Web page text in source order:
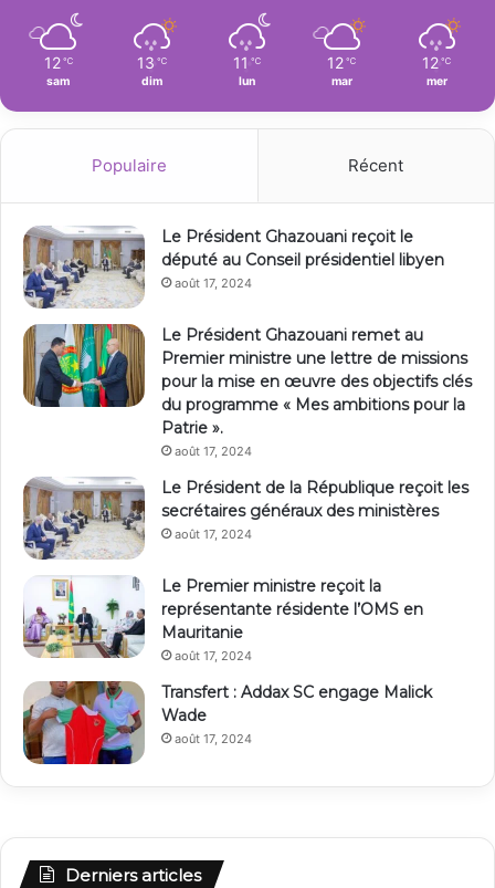
12 ℃
sam
13 ℃
dim
11 ℃
lun
12 ℃
mar
12 ℃
mer
Populaire Récent
Le Président Ghazouani reçoit le
député au Conseil présidentiel libyen
août 17, 2024
Le Président Ghazouani remet au
Premier ministre une lettre de missions
pour la mise en œuvre des objectifs clés
du programme « Mes ambitions pour la
Patrie ».
août 17, 2024
Le Président de la République reçoit les
secrétaires généraux des ministères
août 17, 2024
Le Premier ministre reçoit la
représentante résidente l’OMS en
Mauritanie
août 17, 2024
Transfert : Addax SC engage Malick
Wade
août 17, 2024
Derniers articles